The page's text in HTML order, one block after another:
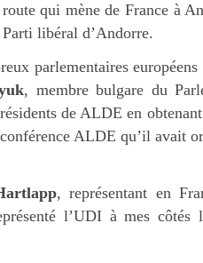
route qui mène de France à
libéral d’Andorre.
parlementaires
, membre bulgare du
de ALDE en
ALDE qu’il avait
, représentant en
l’UDI à mes côtés